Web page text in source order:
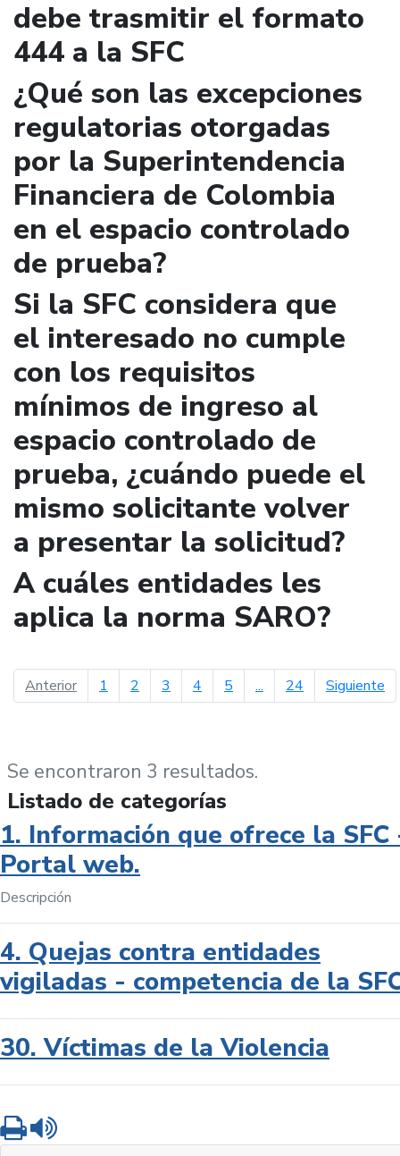
debe trasmitir el formato
444 a la SFC
¿Qué son las excepciones
regulatorias otorgadas
por la Superintendencia
Financiera de Colombia
en el espacio controlado
de prueba?
Si la SFC considera que
el interesado no cumple
con los requisitos
mínimos de ingreso al
espacio controlado de
prueba, ¿cuándo puede el
mismo solicitante volver
a presentar la solicitud?
A cuáles entidades les
aplica la norma SARO?
Anteriorpágina anterior
1 2 3 4 5 ... 24 Siguiente
Se encontraron 3 resultados.
Listado de categorías
1. Información que ofrece la SFC
Portal web.
Descripción
4. Quejas contra entidades
vigiladas - competencia de la
30. Víctimas de la Violencia
Imprimir